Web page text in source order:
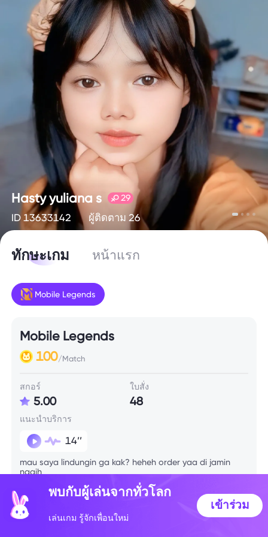
Hasty yuliana s 29
ID 13633142 ผู้ติดตาม 26
ทักษะเกม หน้าแรก
Mobile Legends
Mobile Legends
100/Match
สกอร์
5.00
ใบสั่ง
48
แนะนำบริการ
14’’
mau saya lindungin ga kak? heheh order yaa di jamin
nagih
ข้อมูลทักษะ
พบกับผู้เล่นจากทั่วโลก
เล่นเกม รู้จักเพื่อนใหม่
เข้าร่วม